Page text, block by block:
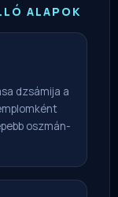
ALAPOK
dzsámija a
oszmán-